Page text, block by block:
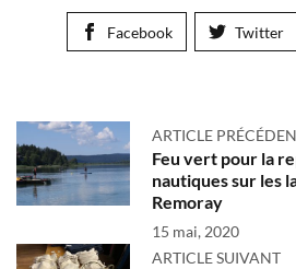
Facebook Twitter
ARTICLE
Feu vert pour la
nautiques sur les
Remoray
15 mai, 2020
ARTICLE SUIVANT